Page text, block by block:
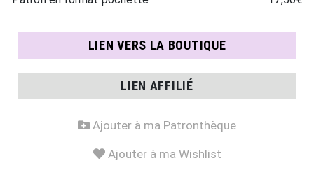
LIEN VERS LA BOUTIQUE
LIEN AFFILIÉ
Ajouter à ma Patronthèque
Ajouter à ma Wishlist